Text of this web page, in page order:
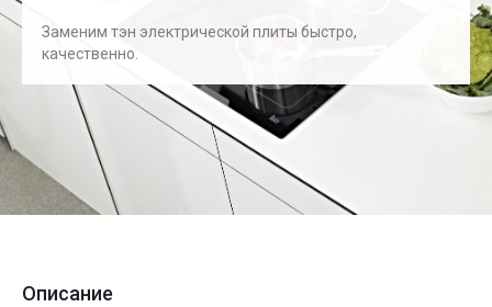
Заменим тэн электрической плиты быстро,
качественно.
Описание